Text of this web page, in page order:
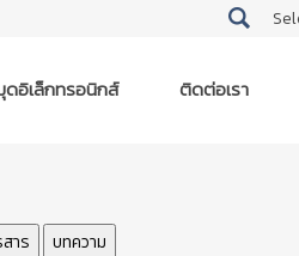
อิเล็กทรอนิกส์ ติดต่อเรา
าร บทความ